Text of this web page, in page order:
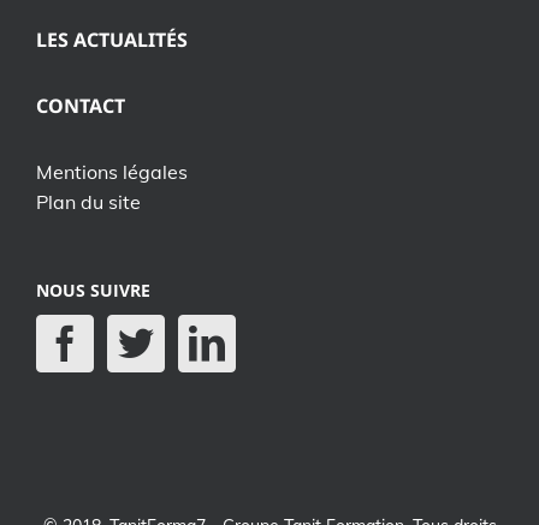
LES ACTUALITÉS
CONTACT
Mentions légales
Plan du site
NOUS SUIVRE